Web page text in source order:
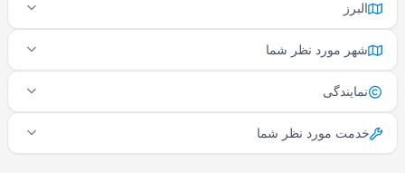
البرز
شهر مورد نظر شما
نمایندگی
خدمت مورد نظر شما